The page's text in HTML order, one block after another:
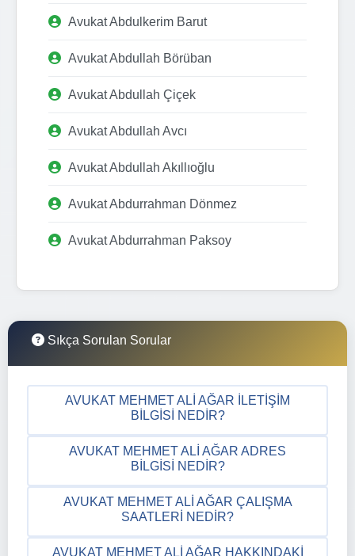
Avukat Abdulkerim Barut
Avukat Abdullah Börüban
Avukat Abdullah Çiçek
Avukat Abdullah Avcı
Avukat Abdullah Akıllıoğlu
Avukat Abdurrahman Dönmez
Avukat Abdurrahman Paksoy
Sıkça Sorulan Sorular
AVUKAT MEHMET ALI AĞAR İLETIŞIM
BILGISI NEDIR?
AVUKAT MEHMET ALI AĞAR ADRES
BILGISI NEDIR?
AVUKAT MEHMET ALI AĞAR ÇALIŞMA
SAATLERI NEDIR?
AVUKAT MEHMET ALI AĞAR HAKKINDAKI